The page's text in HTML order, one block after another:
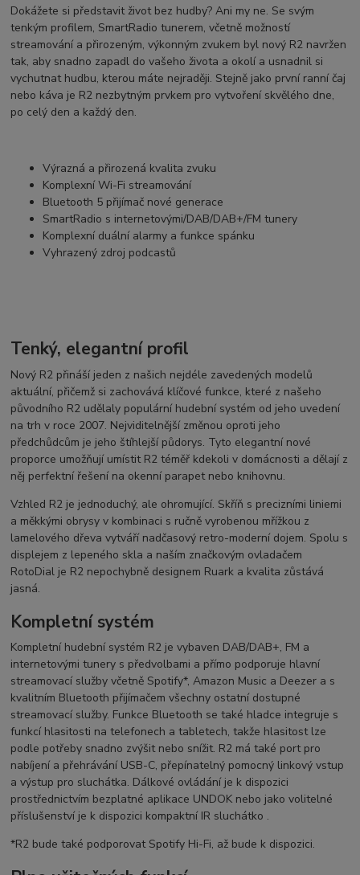
Dokážete si představit život bez hudby? Ani my ne. Se svým
tenkým profilem, SmartRadio tunerem, včetně možností
streamování a přirozeným, výkonným zvukem byl nový R2 navržen
tak, aby snadno zapadl do vašeho života a okolí a usnadnil si
vychutnat hudbu, kterou máte nejraději. Stejně jako první ranní čaj
nebo káva je R2 nezbytným prvkem pro vytvoření skvělého dne,
po celý den a každý den.
Výrazná a přirozená kvalita zvuku
Komplexní Wi-Fi streamování
Bluetooth 5 přijímač nové generace
SmartRadio s internetovými/DAB/DAB+/FM tunery
Komplexní duální alarmy a funkce spánku
Vyhrazený zdroj podcastů
Tenký, elegantní profil
Nový R2 přináší jeden z našich nejdéle zavedených modelů
aktuální, přičemž si zachovává klíčové funkce, které z našeho
původního R2 udělaly populární hudební systém od jeho uvedení
na trh v roce 2007. Nejviditelnější změnou oproti jeho
předchůdcům je jeho štíhlejší půdorys. Tyto elegantní nové
proporce umožňují umístit R2 téměř kdekoli v domácnosti a dělají z
něj perfektní řešení na okenní parapet nebo knihovnu.
Vzhled R2 je jednoduchý, ale ohromující. Skříň s precizními liniemi
a měkkými obrysy v kombinaci s ručně vyrobenou mřížkou z
lamelového dřeva vytváří nadčasový retro-moderní dojem. Spolu s
displejem z lepeného skla a naším značkovým ovladačem
RotoDial je R2 nepochybně designem Ruark a kvalita zůstává
jasná.
Kompletní systém
Kompletní hudební systém R2 je vybaven DAB/DAB+, FM a
internetovými tunery s předvolbami a přímo podporuje hlavní
streamovací služby včetně Spotify*, Amazon Music a Deezer a s
kvalitním Bluetooth přijímačem všechny ostatní dostupné
streamovací služby. Funkce Bluetooth se také hladce integruje s
funkcí hlasitosti na telefonech a tabletech, takže hlasitost lze
podle potřeby snadno zvýšit nebo snížit. R2 má také port pro
nabíjení a přehrávání USB-C, přepínatelný pomocný linkový vstup
a výstup pro sluchátka. Dálkové ovládání je k dispozici
prostřednictvím bezplatné aplikace UNDOK nebo jako volitelné
příslušenství je k dispozici kompaktní IR sluchátko .
*R2 bude také podporovat Spotify Hi-Fi, až bude k dispozici.